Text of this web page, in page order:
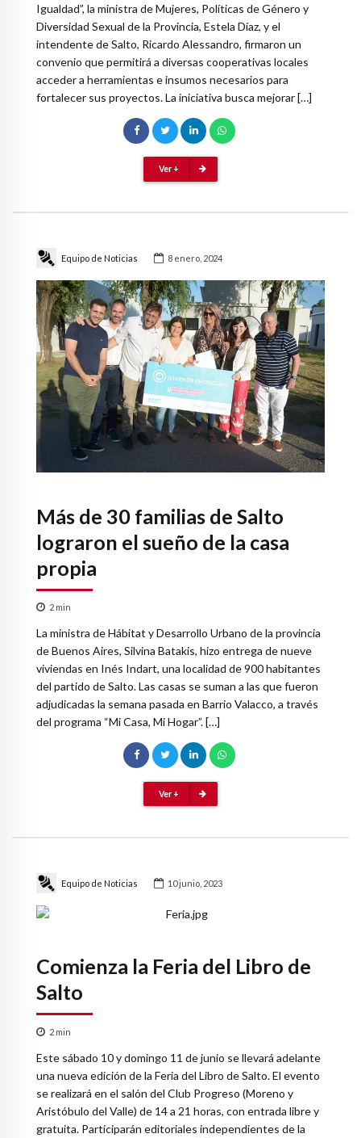
Igualdad”, la ministra de Mujeres, Políticas de Género y
Diversidad Sexual de la Provincia, Estela Díaz, y el
intendente de Salto, Ricardo Alessandro, firmaron un
convenio que permitirá a diversas cooperativas locales
acceder a herramientas e insumos necesarios para
fortalecer sus proyectos. La iniciativa busca mejorar […]
Ver +
Equipo de Noticias 8 enero, 2024
Más de 30 familias de Salto
lograron el sueño de la casa
propia
2 min
La ministra de Hábitat y Desarrollo Urbano de la provincia
de Buenos Aires, Silvina Batakis, hizo entrega de nueve
viviendas en Inés Indart, una localidad de 900 habitantes
del partido de Salto. Las casas se suman a las que fueron
adjudicadas la semana pasada en Barrio Valacco, a través
del programa “Mi Casa, Mi Hogar”. […]
Ver +
Equipo de Noticias 10 junio, 2023
Comienza la Feria del Libro de
Salto
2 min
Este sábado 10 y domingo 11 de junio se llevará adelante
una nueva edición de la Feria del Libro de Salto. El evento
se realizará en el salón del Club Progreso (Moreno y
Aristóbulo del Valle) de 14 a 21 horas, con entrada libre y
gratuita. Participarán editoriales independientes de la